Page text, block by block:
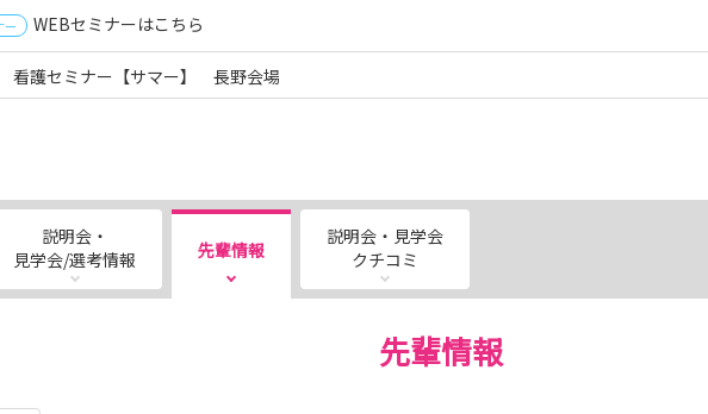
ー WEBセミナーはこちら
護セミナー【サマー】 長野会場
説明会・
見学会/選考情報
先輩情報
説明会・見学会
クチコミ
先輩情報